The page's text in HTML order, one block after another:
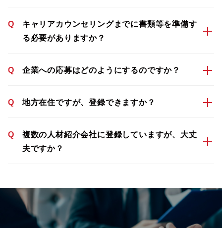
Q
キャリアカウンセリングまでに書類等を準備す
る必要がありますか？
Q 企業への応募はどのようにするのですか？
Q 地方在住ですが、登録できますか？
Q
複数の人材紹介会社に登録していますが、大丈
夫ですか？